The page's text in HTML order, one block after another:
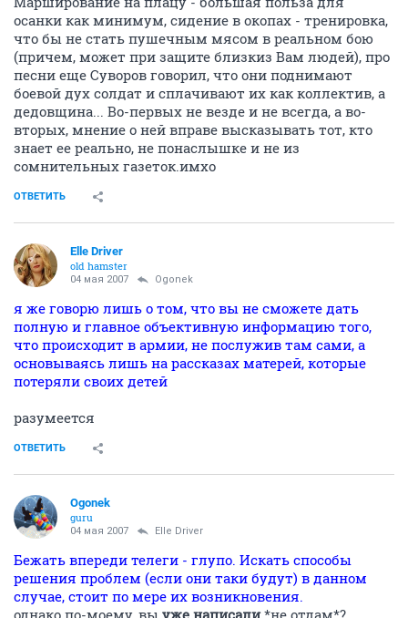
осанки как минимум, сидение в окопах - тренировка,
что бы не стать пушечным мясом в реальном бою
(причем, может при защите близкиз Вам людей), про
песни еще Суворов говорил, что они поднимают
боевой дух солдат и сплачивают их как коллектив, а
дедовщина... Во-первых не везде и не всегда, а во-
вторых, мнение о ней вправе высказывать тот, кто
знает ее реально, не понаслышке и не из
сомнительных газеток.имхо
ОТВЕТИТЬ
Elle Driver
old hamster
04 мая 2007 Ogonek
я же говорю лишь о том, что вы не сможете дать
полную и главное объективную информацию того,
что происходит в армии, не послужив там сами, а
основываясь лишь на рассказах матерей, которые
потеряли своих детей
разумеется
ОТВЕТИТЬ
Ogonek
guru
04 мая 2007 Elle Driver
Бежать впереди телеги - глупо. Искать способы
решения проблем (если они таки будут) в данном
случае, стоит по мере их возникновения.
однако по-моему, вы уже написали*не отдам*?